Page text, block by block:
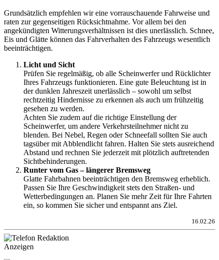
Grundsätzlich empfehlen wir eine vorrauschauende Fahrweise und
raten zur gegenseitigen Rücksichtnahme. Vor allem bei den
angekündigten Witterungsverhältnissen ist dies unerlässlich. Schnee,
Eis und Glätte können das Fahrverhalten des Fahrzeugs wesentlich
beeinträchtigen.
Licht und Sicht
Prüfen Sie regelmäßig, ob alle Scheinwerfer und Rücklichter
Ihres Fahrzeugs funktionieren. Eine gute Beleuchtung ist in
der dunklen Jahreszeit unerlässlich – sowohl um selbst
rechtzeitig Hindernisse zu erkennen als auch um frühzeitig
gesehen zu werden.
Achten Sie zudem auf die richtige Einstellung der
Scheinwerfer, um andere Verkehrsteilnehmer nicht zu
blenden. Bei Nebel, Regen oder Schneefall sollten Sie auch
tagsüber mit Abblendlicht fahren. Halten Sie stets ausreichend
Abstand und rechnen Sie jederzeit mit plötzlich auftretenden
Sichtbehinderungen.
Runter vom Gas – längerer Bremsweg
Glatte Fahrbahnen beeinträchtigen den Bremsweg erheblich.
Passen Sie Ihre Geschwindigkeit stets den Straßen- und
Wetterbedingungen an. Planen Sie mehr Zeit für Ihre Fahrten
ein, so kommen Sie sicher und entspannt ans Ziel.
16.02.26
Anzeigen